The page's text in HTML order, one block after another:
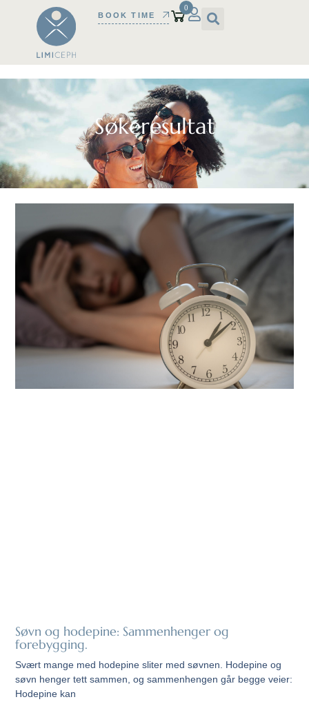
BOOK TIME
0
Søkeresultat
Søvn og hodepine: Sammenhenger og
forebygging.
Svært mange med hodepine sliter med søvnen. Hodepine og
søvn henger tett sammen, og sammenhengen går begge veier:
Hodepine kan